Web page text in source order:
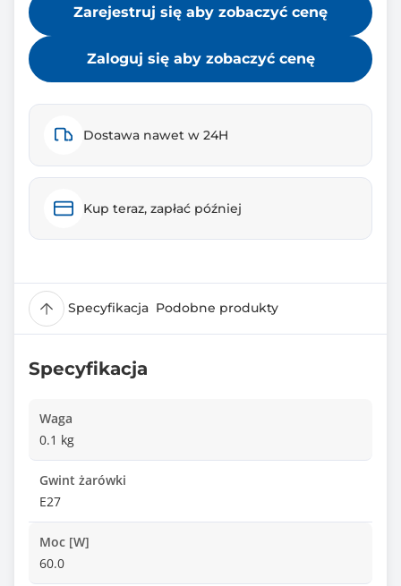
Zarejestruj się aby zobaczyć cenę
Zaloguj się aby zobaczyć cenę
Dostawa nawet w 24H
Kup teraz, zapłać później
Specyfikacja Podobne produkty
Specyfikacja
Waga
0.1 kg
Gwint żarówki
E27
Moc [W]
60.0